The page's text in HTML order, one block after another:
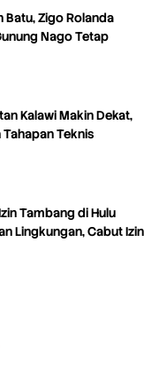
Batu, Zigo Rolanda
Nago Tetap
Kalawi Makin Dekat,
Teknis
Tambang di Hulu
Lingkungan, Cabut Izin